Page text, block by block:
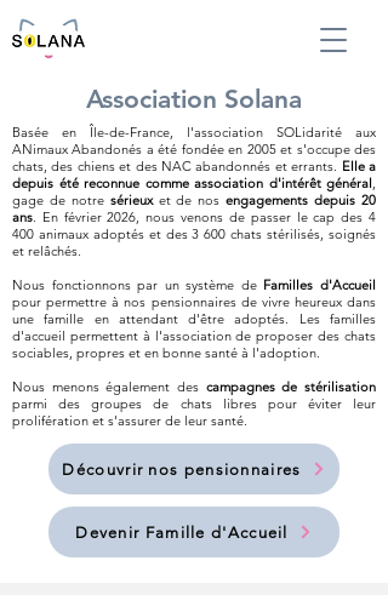
Association Solana
Basée en Île-de-France, l'association SOLidarité aux
ANimaux Abandonés a été fondée en 2005 et s'occupe des
chats, des chiens et des NAC abandonnés et errants. Elle a
depuis été reconnue comme association d'intérêt général,
gage de notre sérieux et de nosengagements depuis 20
ans. En février 2026, nous venons de passer le cap des 4
400 animaux adoptés et des 3 600 chats stérilisés, soignés
et relâchés.
Nous fonctionnons par un système de Familles d'Accueil
pour permettre à nos pensionnaires de vivre heureux dans
une famille en attendant d'être adoptés. Les familles
d'accueil permettent à l'association de proposer des chats
sociables, propres et en bonne santé à l'adoption.
Nous menons également des campagnes de stérilisation
parmi des groupes de chats libres pour éviter leur
prolifération et s'assurer de leur santé.
Découvrir nos pensionnaires
Devenir Famille d'Accueil